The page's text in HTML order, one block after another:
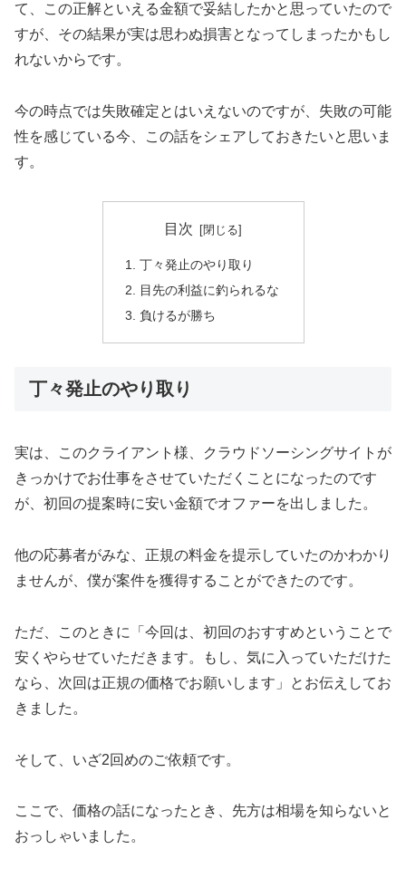
て、この正解といえる金額で妥結したかと思っていたので
すが、その結果が実は思わぬ損害となってしまったかもし
れないからです。
今の時点では失敗確定とはいえないのですが、失敗の可能
性を感じている今、この話をシェアしておきたいと思いま
す。
目次
丁々発止のやり取り
目先の利益に釣られるな
負けるが勝ち
丁々発止のやり取り
実は、このクライアント様、クラウドソーシングサイトが
きっかけでお仕事をさせていただくことになったのです
が、初回の提案時に安い金額でオファーを出しました。
他の応募者がみな、正規の料金を提示していたのかわかり
ませんが、僕が案件を獲得することができたのです。
ただ、このときに「今回は、初回のおすすめということで
安くやらせていただきます。もし、気に入っていただけた
なら、次回は正規の価格でお願いします」とお伝えしてお
きました。
そして、いざ2回めのご依頼です。
ここで、価格の話になったとき、先方は相場を知らないと
おっしゃいました。